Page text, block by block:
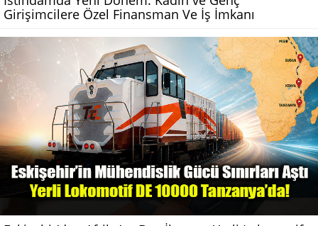
Girişimcilere Özel Finansman Ve İş İmkanı